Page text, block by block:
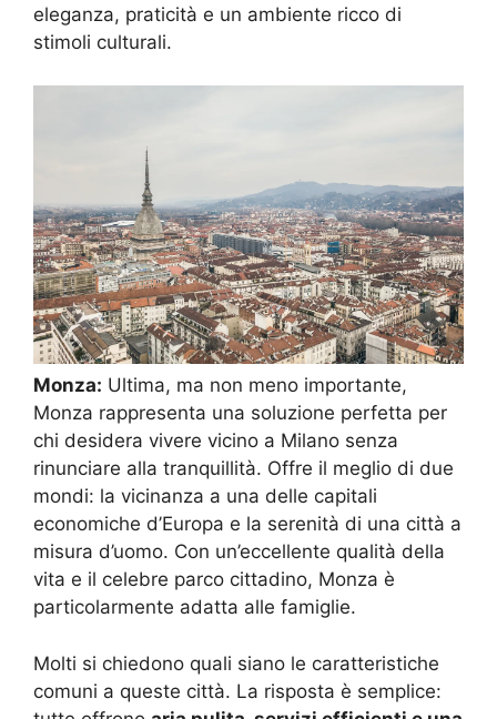
eleganza, praticità e un ambiente ricco di
stimoli culturali.
Monza: Ultima, ma non meno importante,
Monza rappresenta una soluzione perfetta per
chi desidera vivere vicino a Milano senza
rinunciare alla tranquillità. Offre il meglio di due
mondi: la vicinanza a una delle capitali
economiche d’Europa e la serenità di una città a
misura d’uomo. Con un’eccellente qualità della
vita e il celebre parco cittadino, Monza è
particolarmente adatta alle famiglie.
Molti si chiedono quali siano le caratteristiche
comuni a queste città. La risposta è semplice: